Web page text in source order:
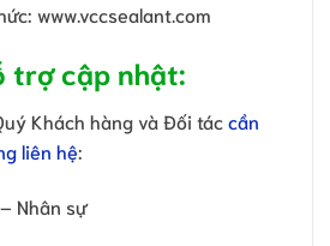
www.vccsealant.com
trợ cập nhật:
Khách hàng và Đối táccần
liên hệ:
Nhân sự